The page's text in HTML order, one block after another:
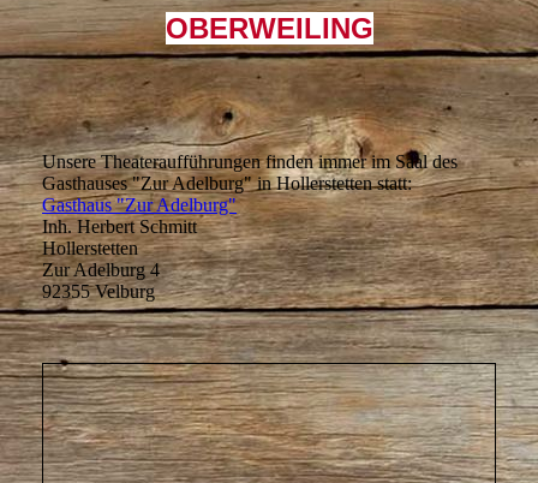
OBERWEILING
Unsere Theateraufführungen finden immer im Saal des
Gasthauses "Zur Adelburg" in Hollerstetten statt:
Gasthaus "Zur Adelburg"
Inh. Herbert Schmitt
Hollerstetten
Zur Adelburg 4
92355 Velburg